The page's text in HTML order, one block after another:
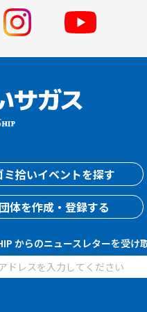
ミ拾いイベントを探す
団体を作成・登録する
からのニュースレターを受け